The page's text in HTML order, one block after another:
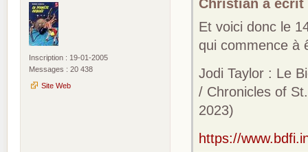
Inscription : 19-01-2005
Messages : 20 438
Site Web
Christian a écrit
Et voici donc le
qui commence à
Jodi Taylor : Le
/ Chronicles of
2023)
https://